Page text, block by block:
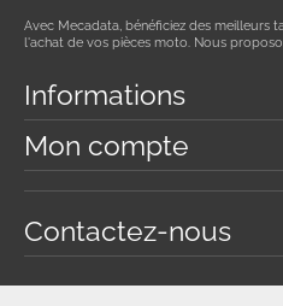
Avec Mecadata, bénéficiez des meilleurs
l'achat de vos pièces moto. Nous
Informations
Mon compte
Contactez-nous